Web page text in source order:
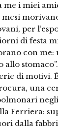
me i miei
per
di festa
con me:
di motivi.
una
negli
Ferriera:
dalla